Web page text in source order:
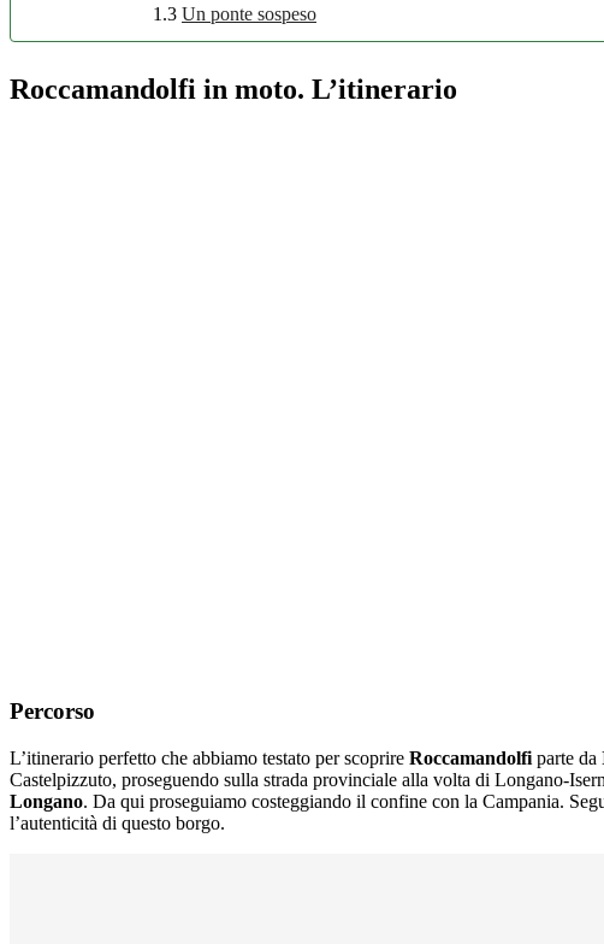
1.3 Un ponte sospeso
Roccamandolfi in moto. L’itinerario
Percorso
L’itinerario perfetto che abbiamo testato per scoprire Roccamandolfi parte da
Castelpizzuto, proseguendo sulla strada provinciale alla volta di Longano-
Longano. Da qui proseguiamo costeggiando il confine con la Campania.
l’autenticità di questo borgo.